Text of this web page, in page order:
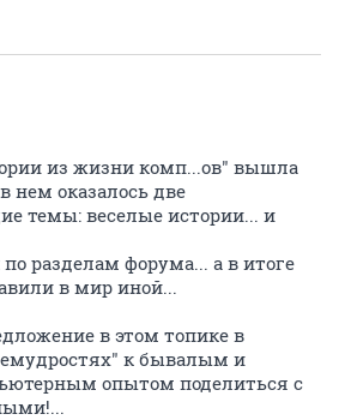
из жизни комп...ов" вышла
нем оказалось две
темы: веселые истории... и
разделам форума... а в итоге
в мир иной...
в этом топике в
к бывалым и
опытом поделиться с